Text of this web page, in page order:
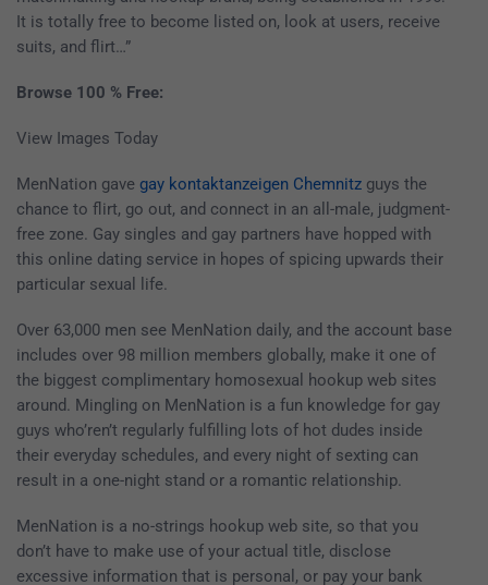
It is totally free to become listed on, look at users, receive
suits, and flirt…”
Browse 100 % Free:
View Images Today
MenNation gave gay kontaktanzeigen Chemnitz guys the
chance to flirt, go out, and connect in an all-male, judgment-
free zone. Gay singles and gay partners have hopped with
this online dating service in hopes of spicing upwards their
particular sexual life.
Over 63,000 men see MenNation daily, and the account base
includes over 98 million members globally, make it one of
the biggest complimentary homosexual hookup web sites
around. Mingling on MenNation is a fun knowledge for gay
guys who’ren’t regularly fulfilling lots of hot dudes inside
their everyday schedules, and every night of sexting can
result in a one-night stand or a romantic relationship.
MenNation is a no-strings hookup web site, so that you
don’t have to make use of your actual title, disclose
excessive information that is personal, or pay your bank